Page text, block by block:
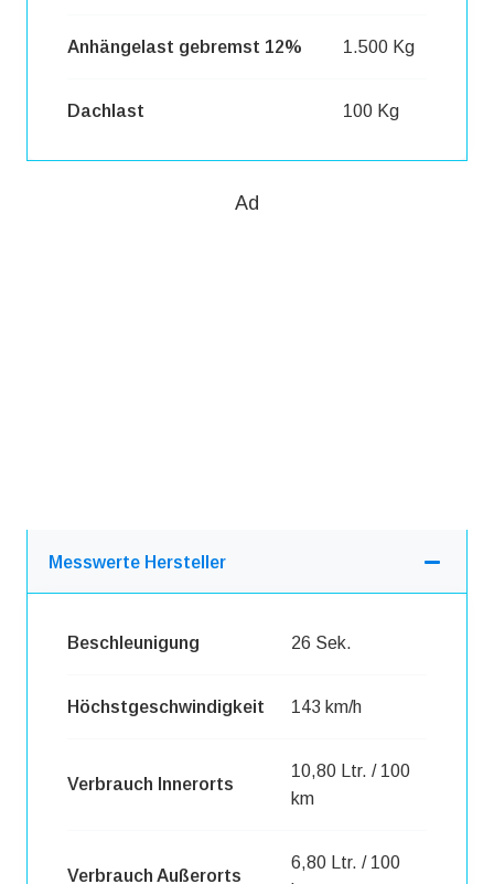
Anhängelast gebremst 12% 1.500 Kg
Dachlast 100 Kg
Ad
Messwerte Hersteller
Beschleunigung 26 Sek.
Höchstgeschwindigkeit 143 km/h
Verbrauch Innerorts
10,80 Ltr. / 100
km
Verbrauch Außerorts
6,80 Ltr. / 100